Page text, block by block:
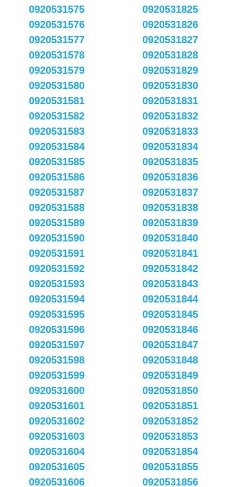
0920531575
0920531576
0920531577
0920531578
0920531579
0920531580
0920531581
0920531582
0920531583
0920531584
0920531585
0920531586
0920531587
0920531588
0920531589
0920531590
0920531591
0920531592
0920531593
0920531594
0920531595
0920531596
0920531597
0920531598
0920531599
0920531600
0920531601
0920531602
0920531603
0920531604
0920531605
0920531606
0920531825
0920531826
0920531827
0920531828
0920531829
0920531830
0920531831
0920531832
0920531833
0920531834
0920531835
0920531836
0920531837
0920531838
0920531839
0920531840
0920531841
0920531842
0920531843
0920531844
0920531845
0920531846
0920531847
0920531848
0920531849
0920531850
0920531851
0920531852
0920531853
0920531854
0920531855
0920531856